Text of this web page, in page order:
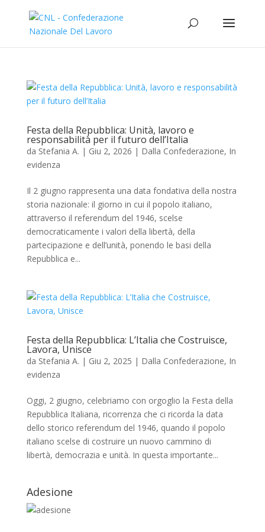
Festa della Repubblica: Unità, lavoro e
responsabilità per il futuro dell’Italia
da Stefania A. | Giu 2, 2026 | Dalla Confederazione, In
evidenza
Il 2 giugno rappresenta una data fondativa della nostra
storia nazionale: il giorno in cui il popolo italiano,
attraverso il referendum del 1946, scelse
democraticamente i valori della libertà, della
partecipazione e dell’unità, ponendo le basi della
Repubblica e...
Festa della Repubblica: L’Italia che Costruisce,
Lavora, Unisce
da Stefania A. | Giu 2, 2025 | Dalla Confederazione, In
evidenza
Oggi, 2 giugno, celebriamo con orgoglio la Festa della
Repubblica Italiana, ricorrenza che ci ricorda la data
dello storico referendum del 1946, quando il popolo
italiano scelse di costruire un nuovo cammino di
libertà, democrazia e unità. In questa importante...
Adesione